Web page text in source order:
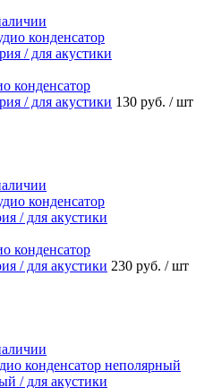
конденсатор
/ для акустики 130 руб. / шт
конденсатор
/ для акустики 230 руб. / шт